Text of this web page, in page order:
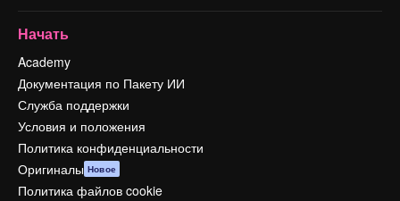
Начать
Academy
Документация по Пакету ИИ
Служба поддержки
Условия и положения
Политика конфиденциальности
Оригиналы Новое
Политика файлов cookie